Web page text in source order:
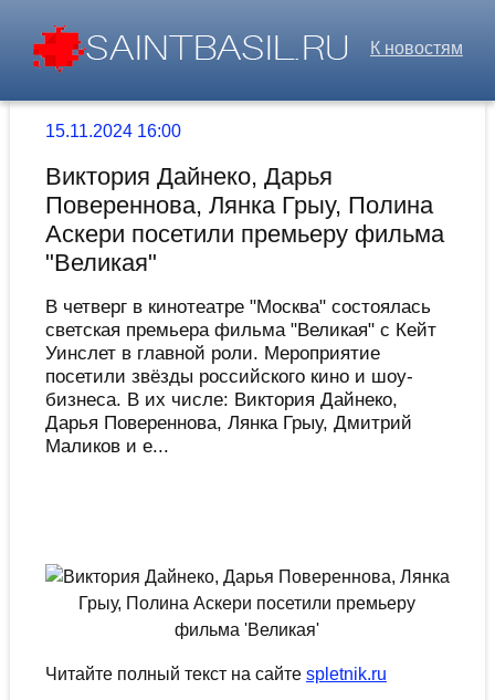
К новостям
15.11.2024 16:00
Виктория Дайнеко, Дарья
Повереннова, Лянка Грыу, Полина
Аскери посетили премьеру фильма
"Великая"
В четверг в кинотеатре "Москва" состоялась
светская премьера фильма "Великая" с Кейт
Уинслет в главной роли. Мероприятие
посетили звёзды российского кино и шоу-
бизнеса. В их числе: Виктория Дайнеко,
Дарья Повереннова, Лянка Грыу, Дмитрий
Маликов и е...
Читайте полный текст на сайте spletnik.ru